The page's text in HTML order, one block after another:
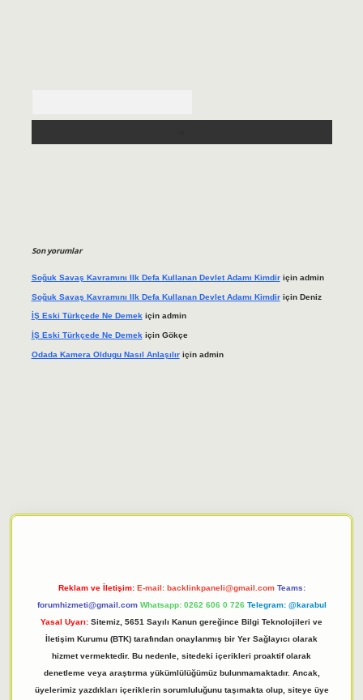
Son yorumlar
Soğuk Savaş Kavramını Ilk Defa Kullanan Devlet Adamı Kimdiriçin admin
Soğuk Savaş Kavramını Ilk Defa Kullanan Devlet Adamı Kimdiriçin Deniz
İŞ Eski Türkçede Ne Demekiçin admin
İŞ Eski Türkçede Ne Demek için Gökçe
Odada Kamera Oldugu Nasıl Anlaşılıriçin admin
Reklam ve İletişim: E-mail: backlinkpaneli@gmail.com Teams:
forumhizmeti@gmail.com Whatsapp: 0262 606 0 726 Telegram: @karabul
Yasal Uyarı: Sitemiz, 5651 Sayılı Kanun gereğince Bilgi Teknolojileri ve
İletişim Kurumu (BTK) tarafından onaylanmış bir Yer Sağlayıcı olarak
hizmet vermektedir. Bu nedenle, sitedeki içerikleri proaktif olarak
denetleme veya araştırma yükümlülüğümüz bulunmamaktadır. Ancak,
üyelerimiz yazdıkları içeriklerin sorumluluğunu taşımakta olup, siteye üye